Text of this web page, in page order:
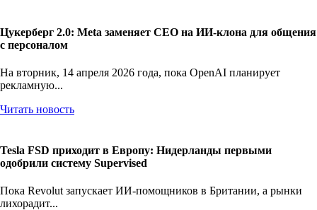
Цукерберг 2.0: Meta заменяет CEO на ИИ-клона для общения
с персоналом
На вторник, 14 апреля 2026 года, пока OpenAI планирует
рекламную...
Читать новость
Tesla FSD приходит в Европу: Нидерланды первыми
одобрили систему Supervised
Пока Revolut запускает ИИ-помощников в Британии, а рынки
лихорадит...